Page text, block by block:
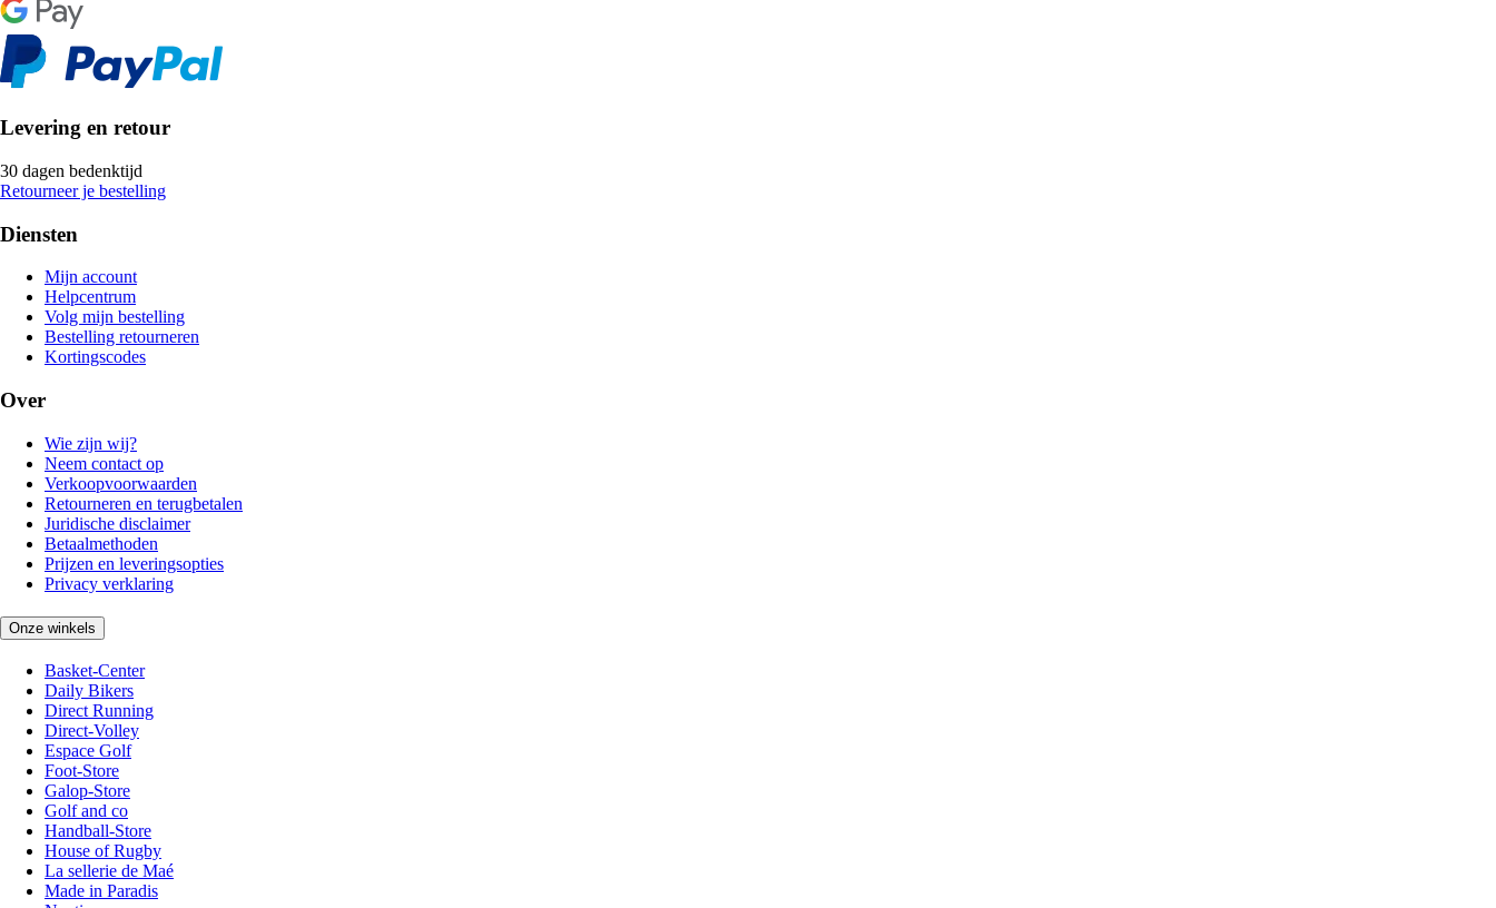
Levering en retour
30 dagen bedenktijd
Retourneer je bestelling
Diensten
Mijn account
Helpcentrum
Volg mijn bestelling
Bestelling retourneren
Kortingscodes
Over
Wie zijn wij?
Neem contact op
Verkoopvoorwaarden
Retourneren en terugbetalen
Juridische disclaimer
Betaalmethoden
Prijzen en leveringsopties
Privacy verklaring
Onze winkels
Basket-Center
Daily Bikers
Direct Running
Direct-Volley
Espace Golf
Foot-Store
Galop-Store
Golf and co
Handball-Store
House of Rugby
La sellerie de Maé
Made in Paradis